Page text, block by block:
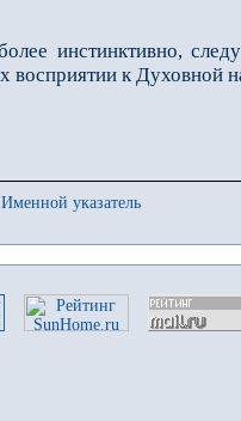
инстинктивно,
восприятии к Духовной
Именной указатель